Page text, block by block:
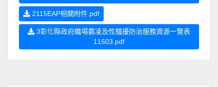
2115EAP相關附件.pdf
3彰化縣政府職場霸凌及性騷擾防治服務資源一覽表
11503.pdf